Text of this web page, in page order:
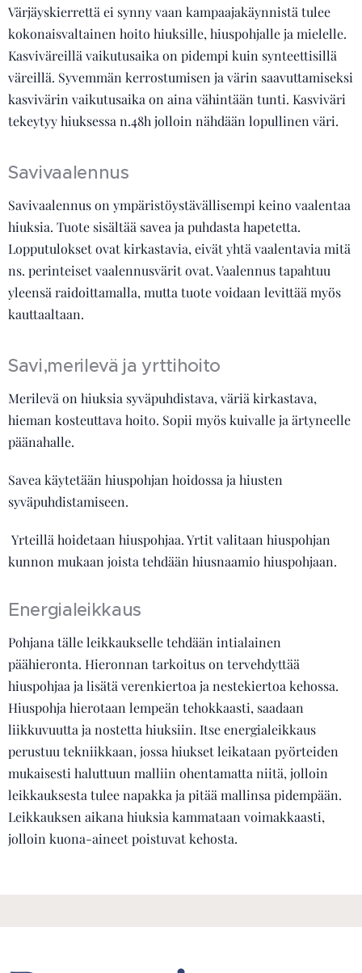
Värjäyskierrettä ei synny vaan kampaajakäynnistä tulee
kokonaisvaltainen hoito hiuksille, hiuspohjalle ja mielelle.
Kasviväreillä vaikutusaika on pidempi kuin synteettisillä
väreillä. Syvemmän kerrostumisen ja värin saavuttamiseksi
kasvivärin vaikutusaika on aina vähintään tunti. Kasviväri
tekeytyy hiuksessa n.48h jolloin nähdään lopullinen väri.
Savivaalennus
Savivaalennus on ympäristöystävällisempi keino vaalentaa
hiuksia. Tuote sisältää savea ja puhdasta hapetetta.
Lopputulokset ovat kirkastavia, eivät yhtä vaalentavia mitä
ns. perinteiset vaalennusvärit ovat. Vaalennus tapahtuu
yleensä raidoittamalla, mutta tuote voidaan levittää myös
kauttaaltaan.
Savi,merilevä ja yrttihoito
Merilevä on hiuksia syväpuhdistava, väriä kirkastava,
hieman kosteuttava hoito. Sopii myös kuivalle ja ärtyneelle
päänahalle.
Savea käytetään hiuspohjan hoidossa ja hiusten
syväpuhdistamiseen.
Yrteillä hoidetaan hiuspohjaa. Yrtit valitaan hiuspohjan
kunnon mukaan joista tehdään hiusnaamio hiuspohjaan.
Energialeikkaus
Pohjana tälle leikkaukselle tehdään intialainen
päähieronta. Hieronnan tarkoitus on tervehdyttää
hiuspohjaa ja lisätä verenkiertoa ja nestekiertoa kehossa.
Hiuspohja hierotaan lempeän tehokkaasti, saadaan
liikkuvuutta ja nostetta hiuksiin. Itse energialeikkaus
perustuu tekniikkaan, jossa hiukset leikataan pyörteiden
mukaisesti haluttuun malliin ohentamatta niitä, jolloin
leikkauksesta tulee napakka ja pitää mallinsa pidempään.
Leikkauksen aikana hiuksia kammataan voimakkaasti,
jolloin kuona-aineet poistuvat kehosta.